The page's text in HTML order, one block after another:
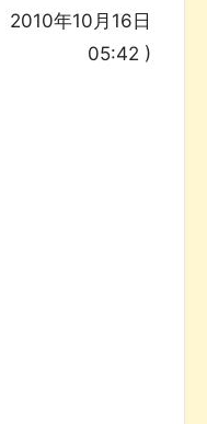
2010年10月16日
05:42 )